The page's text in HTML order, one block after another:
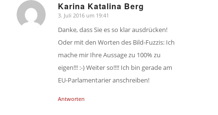
Karina Katalina Berg
sagte:
3. Juli 2016 um 19:41
Danke, dass Sie es so klar ausdrücken!
Oder mit den Worten des Bild-Fuzzis: Ich
mache mir Ihre Aussage zu 100% zu
eigen!!! :-) Weiter so!!!! Ich bin gerade am
EU-Parlamentarier anschreiben!
Antworten